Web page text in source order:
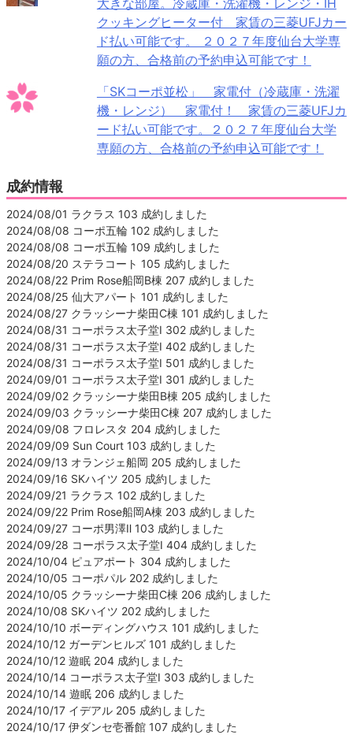
クッキングヒーター付 家賃の三菱UFJカー
ド払い可能です。 ２０２７年度仙台大学専
願の方、合格前の予約申込可能です！
「SKコーポ並松」 家電付（冷蔵庫・洗濯
機・レンジ） 家電付！ 家賃の三菱UFJカ
ード払い可能です。２０２７年度仙台大学
専願の方、合格前の予約申込可能です！
成約情報
2024/08/01 ラクラス 103 成約しました
2024/08/08 コーポ五輪 102 成約しました
2024/08/08 コーポ五輪 109 成約しました
2024/08/20 ステラコート 105 成約しました
2024/08/22 Prim Rose船岡B棟 207 成約しました
2024/08/25 仙大アパート 101 成約しました
2024/08/27 クラッシーナ柴田C棟 101 成約しました
2024/08/31 コーポラス太子堂Ⅰ 302 成約しました
2024/08/31 コーポラス太子堂Ⅰ 402 成約しました
2024/08/31 コーポラス太子堂Ⅰ 501 成約しました
2024/09/01 コーポラス太子堂Ⅰ 301 成約しました
2024/09/02 クラッシーナ柴田B棟 205 成約しました
2024/09/03 クラッシーナ柴田C棟 207 成約しました
2024/09/08 フロレスタ 204 成約しました
2024/09/09 Sun Court 103 成約しました
2024/09/13 オランジェ船岡 205 成約しました
2024/09/16 SKハイツ 205 成約しました
2024/09/21 ラクラス 102 成約しました
2024/09/22 Prim Rose船岡A棟 203 成約しました
2024/09/27 コーポ男澤Ⅱ 103 成約しました
2024/09/28 コーポラス太子堂Ⅰ 404 成約しました
2024/10/04 ピュアポート 304 成約しました
2024/10/05 コーポパル 202 成約しました
2024/10/05 クラッシーナ柴田C棟 206 成約しました
2024/10/08 SKハイツ 202 成約しました
2024/10/10 ボーディングハウス 101 成約しました
2024/10/12 ガーデンヒルズ 101 成約しました
2024/10/12 遊眠 204 成約しました
2024/10/14 コーポラス太子堂Ⅰ 303 成約しました
2024/10/14 遊眠 206 成約しました
2024/10/17 イデアル 205 成約しました
2024/10/17 伊ダンセ壱番館 107 成約しました